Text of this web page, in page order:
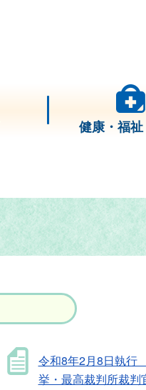
健康・福
令和8年2月8日執
挙・最高裁判所裁判